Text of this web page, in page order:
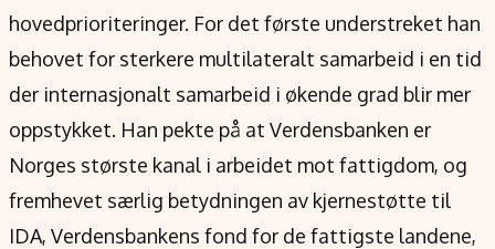
hovedprioriteringer. For det første understreket han
behovet for sterkere multilateralt samarbeid i en tid
der internasjonalt samarbeid i økende grad blir mer
oppstykket. Han pekte på at Verdensbanken er
Norges største kanal i arbeidet mot fattigdom, og
fremhevet særlig betydningen av kjernestøtte til
IDA, Verdensbankens fond for de fattigste landene,